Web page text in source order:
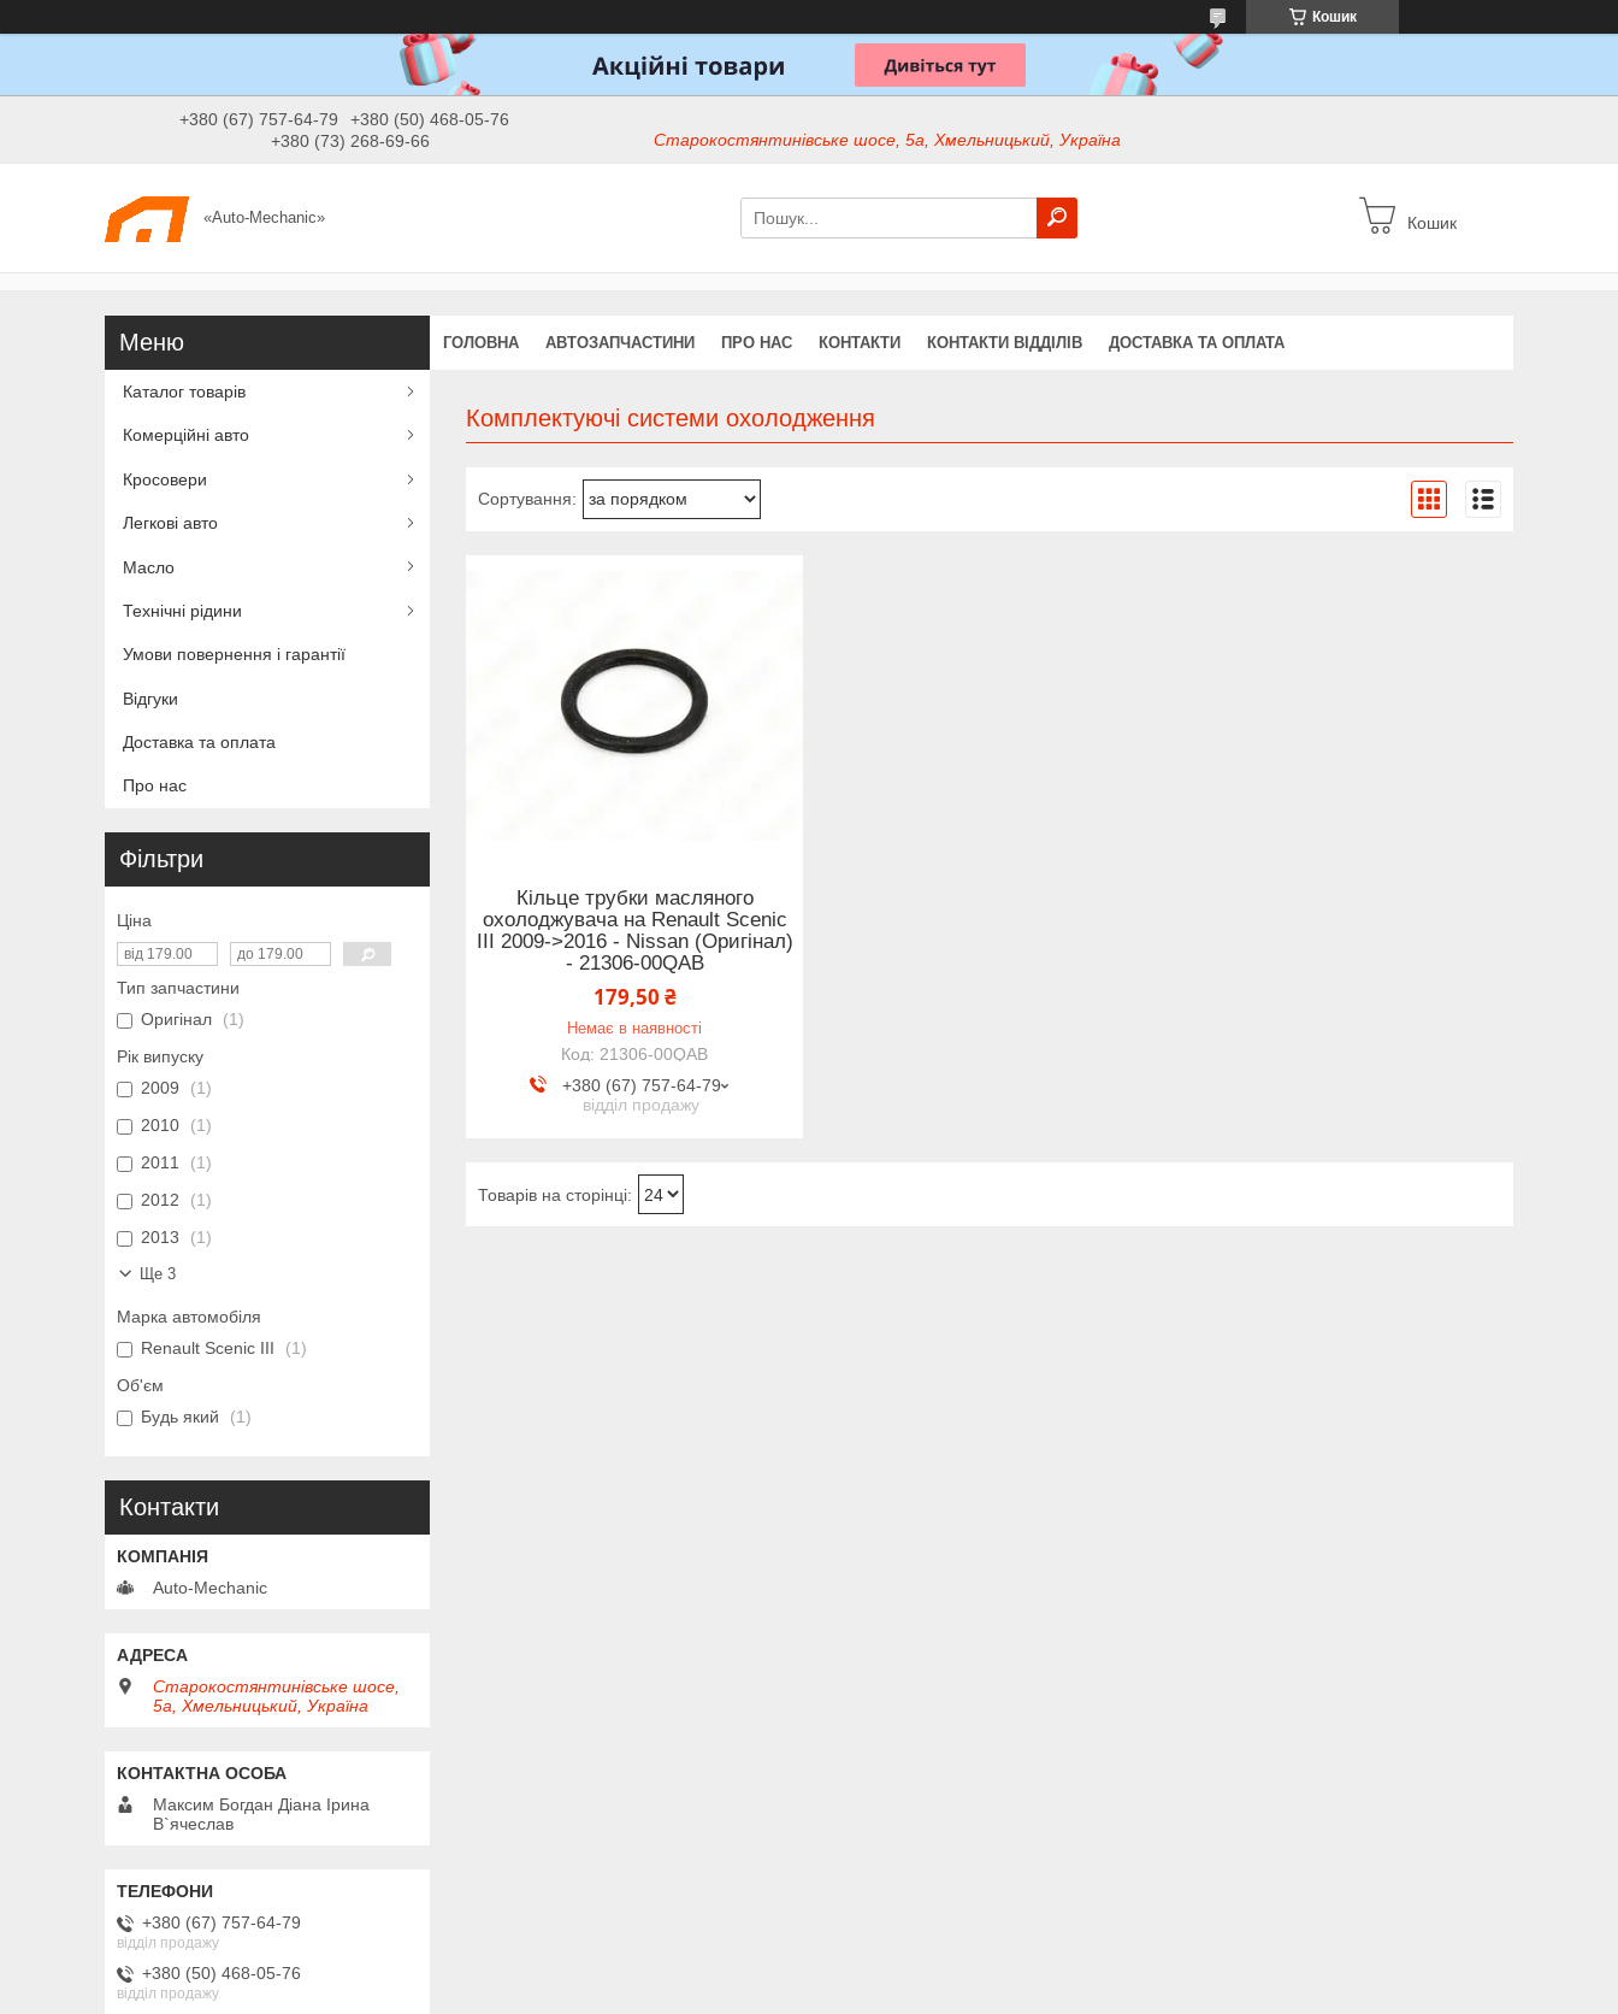
Кошик
+380 (67) 757-64-79
+380 (50) 468-05-76
+380 (73) 268-69-66
Старокостянтинівське шосе, 5а, Хмельницький, Україна
«Auto-Mechanic» Кошик
ГОЛОВНА АВТОЗАПЧАСТИНИ ПРО НАС КОНТАКТИ КОНТАКТИ ВІДДІЛІВ ДОСТАВКА ТА ОПЛАТА
Комплектуючі системи охолодження
Кільце трубки масляного
охолоджувача на Renault Scenic
III 2009->2016 - Nissan (Оригінал)
- 21306-00QAB
179,50 ₴
Немає в наявності
21306-00QAB
+380 (67) 757-64-79
відділ продажу
Каталог товарів
Комерційні авто
Кросовери
Легкові авто
Масло
Технічні рідини
Умови повернення і гарантії
Відгуки
Доставка та оплата
Про нас
Фільтри
Ціна
Тип запчастини
Оригінал
1
Рік випуску
2009
1
2010
1
2011
1
2012
1
2013
1
Ще 3
Марка автомобіля
Renault Scenic III
1
Об'єм
Будь який
1
Контакти
Auto-Mechanic
Старокостянтинівське шосе,
5а, Хмельницький, Україна
Максим Богдан Діана Ірина
В`ячеслав
+380 (67) 757-64-79
відділ продажу
+380 (50) 468-05-76
відділ продажу